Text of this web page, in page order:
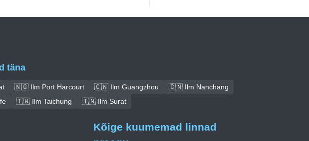
täna
🇳🇬 Ilm Port Harcourt 🇨🇳 Ilm Guangzhou
🇨🇳 Ilm Nanchang
🇹🇼 Ilm Taichung 🇮🇳 Ilm Surat
Kõige kuumemad linnad